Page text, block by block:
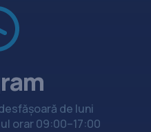
de luni
orar 09:00–17:00